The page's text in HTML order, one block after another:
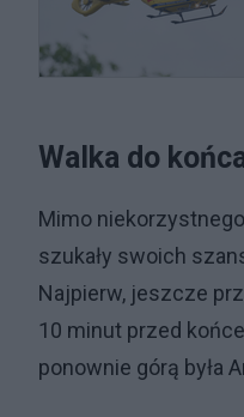
Walka do
Mimo
szukały swoich
Najpierw, jeszcze
10 minut przed
ponownie górą była